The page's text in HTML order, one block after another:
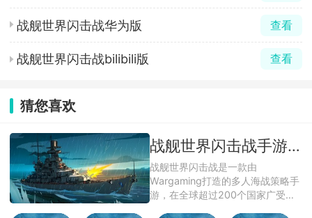
战舰世界闪击战华为版 查看
战舰世界闪击战bilibili版 查看
猜您喜欢
战舰世界闪击战手游全版本汇总
战舰世界闪击战是一款由
Wargaming打造的多人海战策略手
游，在全球超过200个国家广受欢